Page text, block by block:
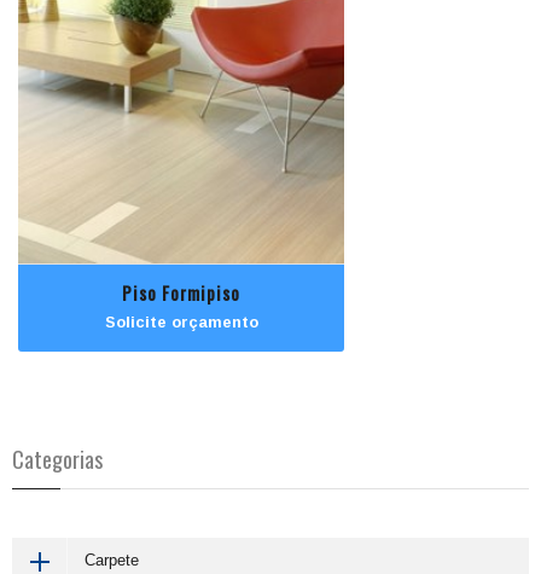
Piso Formipiso
Solicite orçamento
Categorias
Carpete